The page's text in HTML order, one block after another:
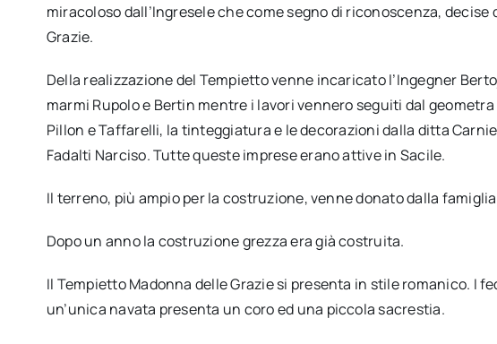
miracoloso dall’Ingresele che come segno di riconoscenza,
Grazie.
Della realizzazione del Tempietto venne incaricato l’Ingegner
marmi Rupolo e Bertin mentre i lavori vennero seguiti dal
Pillon e Taffarelli, la tinteggiatura e le decorazioni dalla ditta
Fadalti Narciso. Tutte queste imprese erano attive in Sacile.
Il terreno, più ampio per la costruzione, venne donato dalla
Dopo un anno la costruzione grezza era già costruita.
Il Tempietto Madonna delle Grazie si presenta in stile romanico. I
un’unica navata presenta un coro ed una piccola sacrestia.